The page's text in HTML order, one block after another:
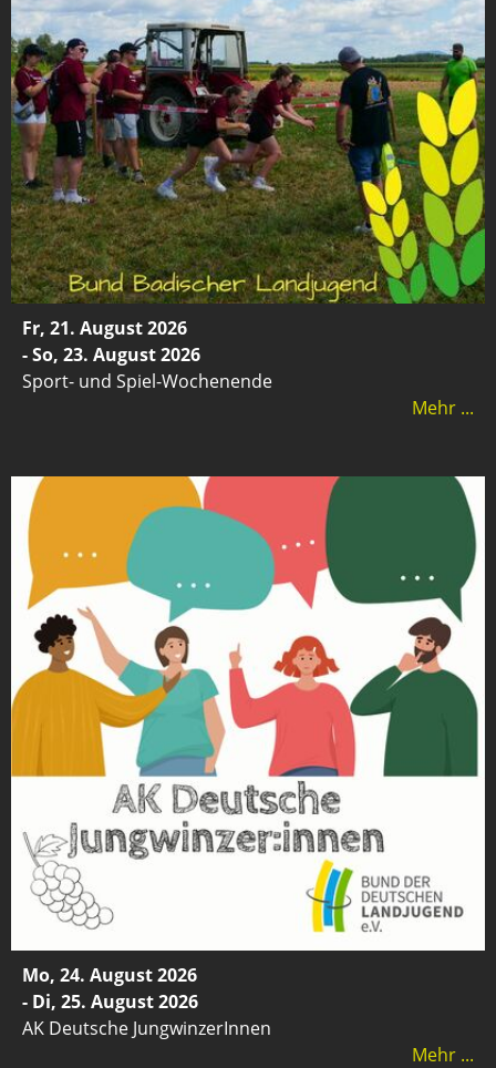
Fr, 21. August 2026
- So, 23. August 2026
Sport- und Spiel-Wochenende
Mehr ...
Mo, 24. August 2026
- Di, 25. August 2026
AK Deutsche JungwinzerInnen
Mehr ...